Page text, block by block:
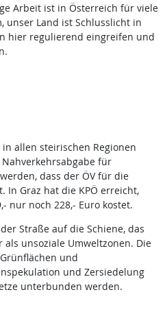
Arbeit ist in Österreich für viele
unser Land ist Schlusslicht in
hier regulierend eingreifen und
allen steirischen Regionen
für
dass der ÖV für die
In Graz hat die KPÖ erreicht,
nur noch 228,- Euro kostet.
Straße auf die Schiene, das
unsoziale Umweltzonen. Die
und
und Zersiedelung
unterbunden werden.